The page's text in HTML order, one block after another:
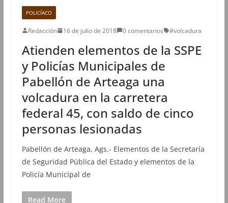
POLICÍACO
Redacción 16 de julio de 2018 0 comentarios #volcadura
Atienden elementos de la SSPE
y Policías Municipales de
Pabellón de Arteaga una
volcadura en la carretera
federal 45, con saldo de cinco
personas lesionadas
Pabellón de Arteaga, Ags.- Elementos de la Secretaría
de Seguridad Pública del Estado y elementos de la
Policía Municipal de
Read More